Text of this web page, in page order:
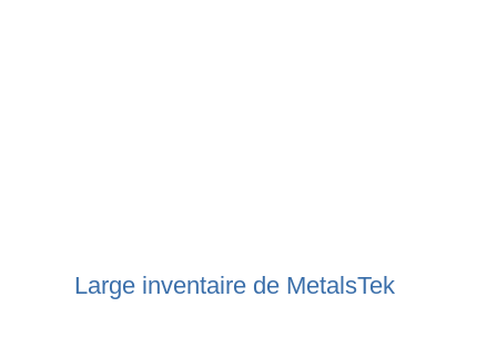
Large inventaire de MetalsTek